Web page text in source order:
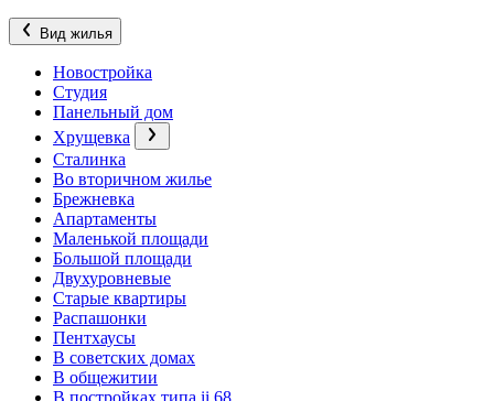
Вид жилья
Новостройка
Студия
Панельный дом
Хрущевка
Сталинка
Во вторичном жилье
Брежневка
Апартаменты
Маленькой площади
Большой площади
Двухуровневые
Старые квартиры
Распашонки
Пентхаусы
В советских домах
В общежитии
В постройках типа ii 68